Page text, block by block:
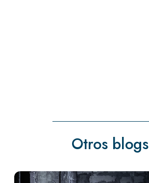
Otros blogs